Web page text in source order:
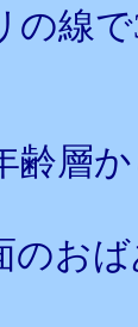
の線
齢層
のお